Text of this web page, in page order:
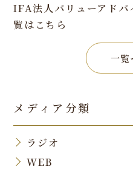
IFA法人バリューアドバ
覧は こちら
一覧
メディア分類
ラジオ
WEB